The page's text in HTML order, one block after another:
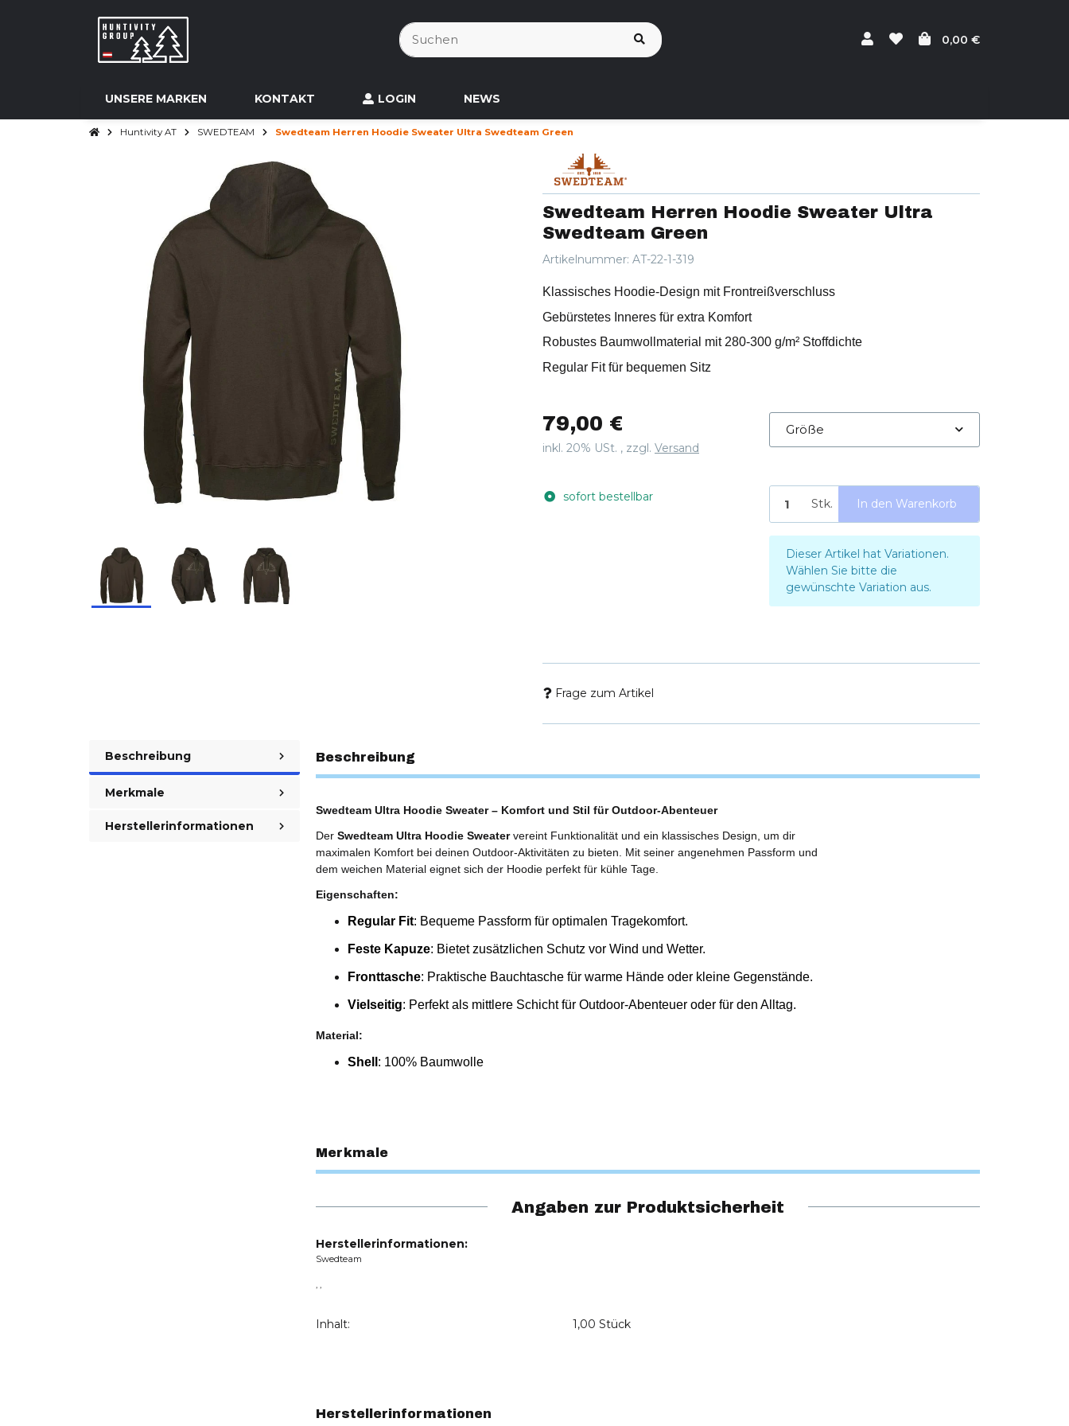
0,00 €
UNSERE MARKEN KONTAKT LOGIN NEWS
Huntivity AT SWEDTEAM Swedteam Herren Hoodie Sweater Ultra Swedteam Green
Swedteam Herren Hoodie Sweater Ultra
Swedteam Green
Artikelnummer: AT-22-1-319
Klassisches Hoodie-Design mit Frontreißverschluss
Gebürstetes Inneres für extra Komfort
Robustes Baumwollmaterial mit 280-300 g/m² Stoffdichte
Regular Fit für bequemen Sitz
79,00 €
inkl. 20% USt. , zzgl. Versand
sofort bestellbar
Größe
Stk. In den Warenkorb
xDieser Artikel hat Variationen.
Wählen Sie bitte die
gewünschte Variation aus.
Frage zum Artikel
Beschreibung
Merkmale
Herstellerinformationen
Beschreibung
Swedteam Ultra Hoodie Sweater – Komfort und Stil für Outdoor-Abenteuer
Der Swedteam Ultra Hoodie Sweatervereint Funktionalität und ein klassisches Design, um dir
maximalen Komfort bei deinen Outdoor-Aktivitäten zu bieten. Mit seiner angenehmen Passform und
dem weichen Material eignet sich der Hoodie perfekt für kühle Tage.
Eigenschaften:
Regular Fit: Bequeme Passform für optimalen Tragekomfort.
Feste Kapuze: Bietet zusätzlichen Schutz vor Wind und Wetter.
Fronttasche: Praktische Bauchtasche für warme Hände oder kleine Gegenstände.
Vielseitig: Perfekt als mittlere Schicht für Outdoor-Abenteuer oder für den Alltag.
Material:
Shell : 100% Baumwolle
Merkmale
Angaben zur Produktsicherheit
Herstellerinformationen:
Swedteam
Inhalt: 1,00 Stück
Herstellerinformationen